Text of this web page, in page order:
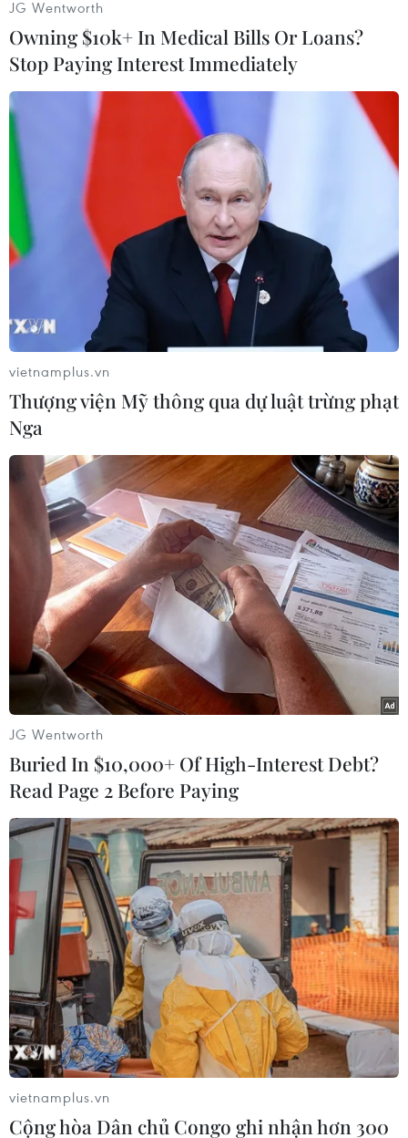
Cuộc thi Xe tăng hành tiến chính thức khởi tranh tại thao trường
Alabino. (Ảnh: Trần Hiếu/TTXVN)
Đội tuyển xe tăng Lào xuất phát ở vị trí thứ tư trong ngày thi đấu
đầu tiên của Bảng 2. (Ảnh: Trần Hiếu/TTXVN)
Kíp xe tăng Myanmar bứt tốc vượt qua chướng ngại vật. (Ảnh:
Trần Hiếu/TTXVN)
JG Wentworth
Owning $10k+ In Medical Bills Or Loans?
Stop Paying Interest Immediately
vietnamplus.vn
Thượng viện Mỹ thông qua dự luật trừng phạt
Nga
JG Wentworth
Buried In $10,000+ Of High-Interest Debt?
Read Page 2 Before Paying
vietnamplus.vn
Cộng hòa Dân chủ Congo ghi nhận hơn 300